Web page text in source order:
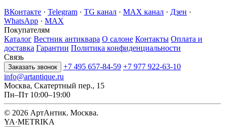
ВКонтакте · Telegram · TG канал · MAX канал · Дзен ·
WhatsApp · MAX
Покупателям
Каталог Вестник антиквара О салоне Контакты Оплата и
доставка Гарантии Политика конфиденциальности
Связь
Заказать звонок +7 495 657-84-59 +7 977 922-63-10
info@artantique.ru
Москва, Скатертный пер., 15
Пн–Пт 10:00–19:00
© 2026 АртАнтик. Москва.
YA·METRIKA